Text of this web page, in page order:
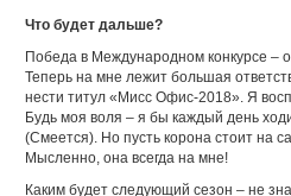
Что будет дальше?
Победа в Международном конкурсе –
Теперь на мне лежит большая
нести титул «Мисс Офис-2018». Я
Будь моя воля – я бы каждый день
(Смеется). Но пусть корона стоит на
Мысленно, она всегда на мне!
Каким будет следующий сезон – не